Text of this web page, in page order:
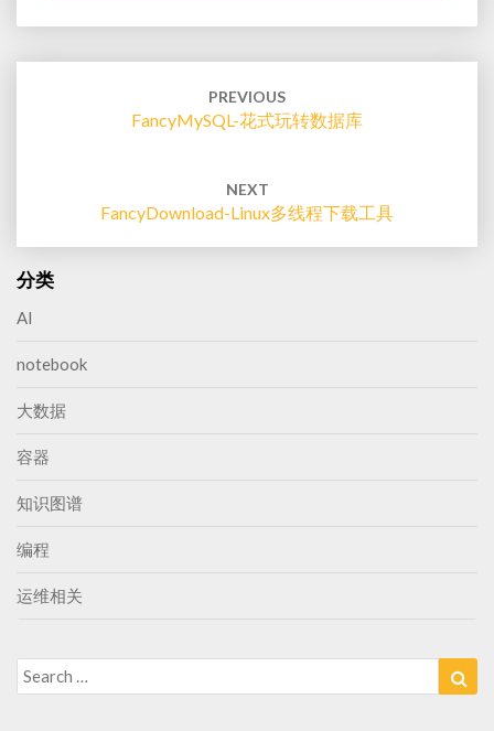
PREVIOUS
FancyMySQL-花式玩转数据库
NEXT
FancyDownload-Linux多线程下载工具
分类
AI
notebook
大数据
容器
知识图谱
编程
运维相关
Search
for: